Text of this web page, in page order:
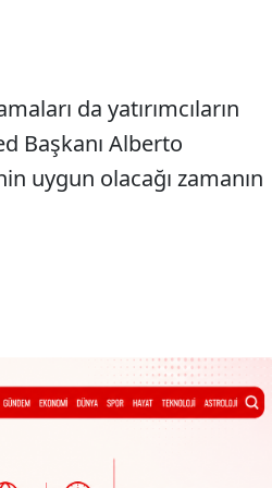
da yatırımcıların
Başkanı Alberto
uygun olacağı zamanın